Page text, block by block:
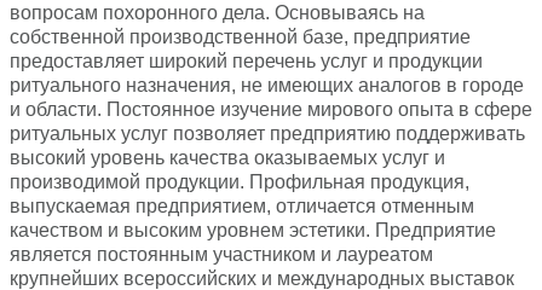
вопросам похоронного дела. Основываясь на
собственной производственной базе, предприятие
предоставляет широкий перечень услуг и продукции
ритуального назначения, не имеющих аналогов в городе
и области. Постоянное изучение мирового опыта в сфере
ритуальных услуг позволяет предприятию поддерживать
высокий уровень качества оказываемых услуг и
производимой продукции. Профильная продукция,
выпускаемая предприятием, отличается отменным
качеством и высоким уровнем эстетики. Предприятие
является постоянным участником и лауреатом
крупнейших всероссийских и международных выставок